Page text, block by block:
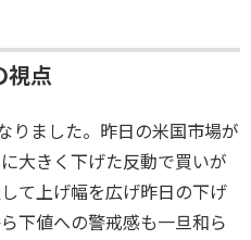
視点
りました。昨日の米国市場が
大きく下げた反動で買いが
て上げ幅を広げ昨日の下げ
下値への警戒感も一旦和ら